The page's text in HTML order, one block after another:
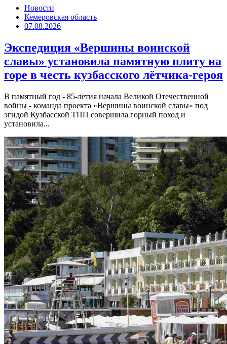
Новости
Кемеровская область
07.08.2026
Экспедиция «Вершины воинской
славы» установила памятную плиту на
горе в честь кузбасского лётчика-героя
В памятный год - 85-летия начала Великой Отечественной
войны - команда проекта «Вершины воинской славы» под
эгидой Кузбасской ТПП совершила горный поход и
установила...